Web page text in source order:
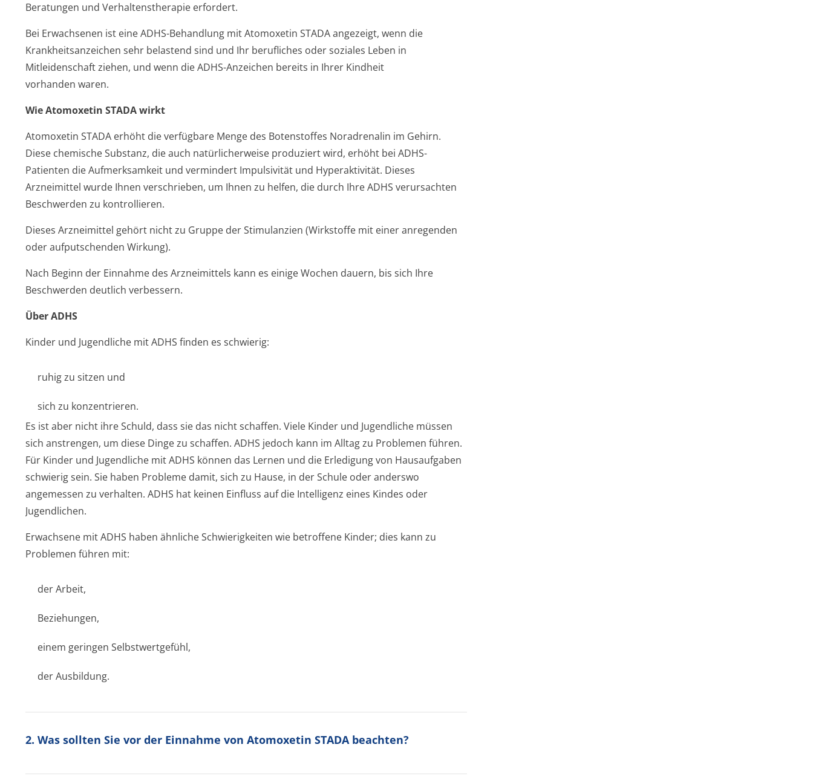
Beratungen und Verhaltenstherapie erfordert.
Bei Erwachsenen ist eine ADHS-Behandlung mit Atomoxetin STADA angezeigt, wenn die
Krankheitsanzeichen sehr belastend sind und Ihr berufliches oder soziales Leben in
Mitleidenschaft ziehen, und wenn die ADHS-Anzeichen bereits in Ihrer Kindheit
vorhanden waren.
Wie Atomoxetin STADA wirkt
Atomoxetin STADA erhöht die verfügbare Menge des Botenstoffes Noradrenalin im Gehirn.
Diese chemische Substanz, die auch natürlicherweise produziert wird, erhöht bei ADHS-
Patienten die Aufmerksamkeit und vermindert Impulsivität und Hyperaktivität. Dieses
Arzneimittel wurde Ihnen verschrieben, um Ihnen zu helfen, die durch Ihre ADHS verursachten
Beschwerden zu kontrollieren.
Dieses Arzneimittel gehört nicht zu Gruppe der Stimulanzien (Wirkstoffe mit einer anregenden
oder aufputschenden Wirkung).
Nach Beginn der Einnahme des Arzneimittels kann es einige Wochen dauern, bis sich Ihre
Beschwerden deutlich verbessern.
Über ADHS
Kinder und Jugendliche mit ADHS finden es schwierig:
ruhig zu sitzen und
sich zu konzentrieren.
Es ist aber nicht ihre Schuld, dass sie das nicht schaffen. Viele Kinder und Jugendliche müssen
sich anstrengen, um diese Dinge zu schaffen. ADHS jedoch kann im Alltag zu Problemen führen.
Für Kinder und Jugendliche mit ADHS können das Lernen und die Erledigung von Hausaufgaben
schwierig sein. Sie haben Probleme damit, sich zu Hause, in der Schule oder anderswo
angemessen zu verhalten. ADHS hat keinen Einfluss auf die Intelligenz eines Kindes oder
Jugendlichen.
Erwachsene mit ADHS haben ähnliche Schwierigkeiten wie betroffene Kinder; dies kann zu
Problemen führen mit:
der Arbeit,
Beziehungen,
einem geringen Selbstwertgefühl,
der Ausbildung.
2. Was sollten Sie vor der Einnahme von Atomoxetin STADA beachten?